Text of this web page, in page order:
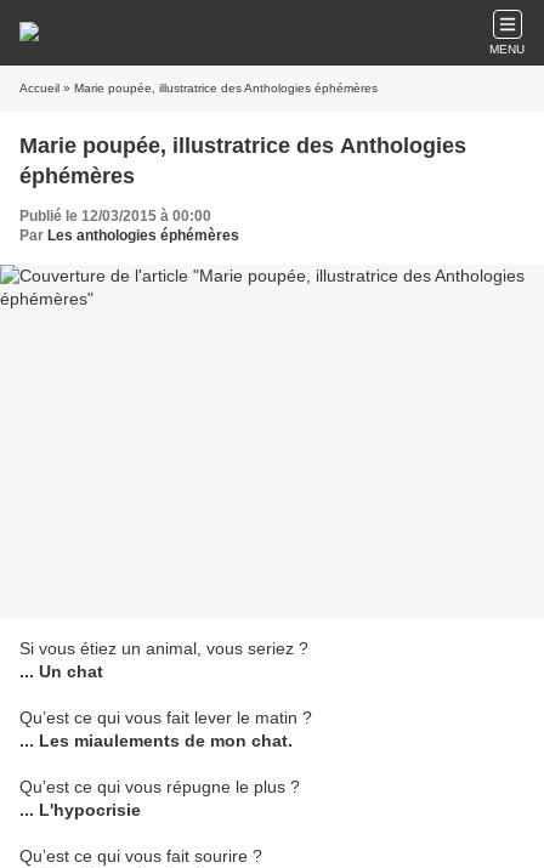
MENU
Accueil » Marie poupée, illustratrice des Anthologies éphémères
Marie poupée, illustratrice des Anthologies
éphémères
Publié le 12/03/2015 à 00:00
Par Les anthologies éphémères
Si vous étiez un animal, vous seriez ?
... Un chat
Qu’est ce qui vous fait lever le matin ?
... Les miaulements de mon chat.
Qu’est ce qui vous répugne le plus ?
... L'hypocrisie
Qu’est ce qui vous fait sourire ?